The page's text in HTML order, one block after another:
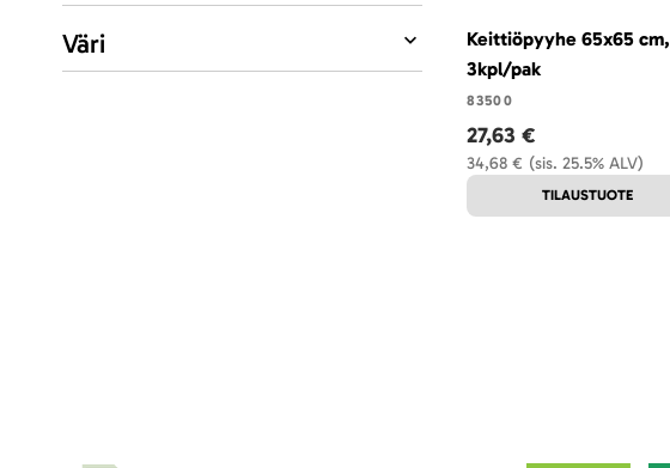
Keittiöpyyhe 65x65 cm,
3kpl/pak
83500
(sis. 25.5% ALV)
34,68 €
27,63 €
TILAUSTUOTE
Väri